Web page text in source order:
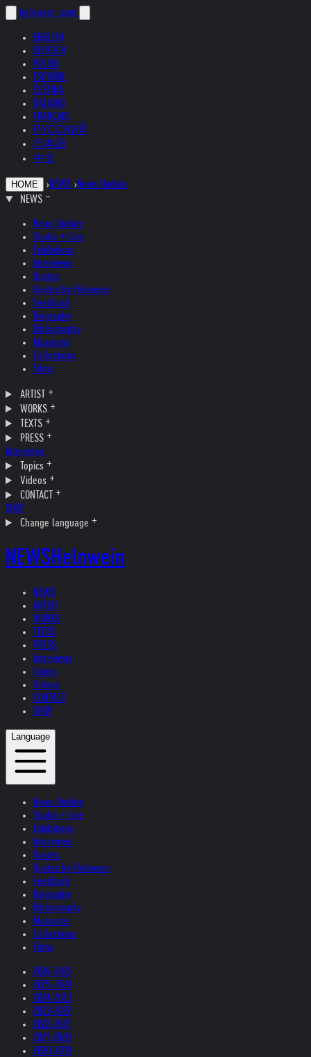
helnwein .com
ENGLISH
DEUTSCH
POLSKI
ESPAÑOL
ČEŠTINA
ITALIANO
FRANÇAIS
РУССКИЙ
日本語
中文
HOME ›NEWS ›News Update
NEWS
News Update
Studio + Live
Exhibitions
Interviews
Quotes
Quotes by Helnwein
Feedback
Biography
Bibliography
Museums
Collections
Films
ARTIST
WORKS
TEXTS
PRESS
Interviews
Topics
Videos
CONTACT
SHOP
Change language
NEWSHelnwein
NEWS
ARTIST
WORKS
TEXTS
PRESS
Interviews
Topics
Videos
CONTACT
SHOP
Language
News Update
Studio + Live
Exhibitions
Interviews
Quotes
Quotes by Helnwein
Feedback
Biography
Bibliography
Museums
Collections
Films
2026-2025
2025-2024
2024-2023
2023-2022
2022-2021
2021-2020
2020-2019